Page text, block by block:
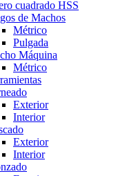
cuadrado HSS
de Machos
Métrico
Pulgada
Máquina
Métrico
Exterior
Interior
Exterior
Interior